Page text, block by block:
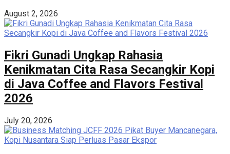
August 2, 2026
Fikri Gunadi Ungkap Rahasia
Kenikmatan Cita Rasa Secangkir Kopi
di Java Coffee and Flavors Festival
2026
July 20, 2026